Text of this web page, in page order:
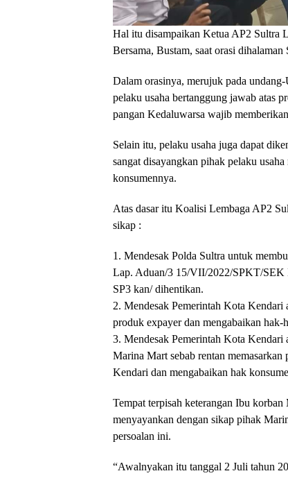
Hal itu disampaikan Ketua AP2 Sultra
Bersama, Bustam, saat orasi
Dalam orasinya, merujuk pada
pelaku usaha bertanggung jawab atas
pangan Kedaluwarsa wajib
Selain itu, pelaku usaha juga dapat
sangat disayangkan pihak pelaku
konsumennya.
Atas dasar itu Koalisi Lembaga AP2
sikap :
1. Mendesak Polda Sultra untuk
Lap. Aduan/3 15/VII/2022/SPKT/
SP3 kan/ dihentikan.
2. Mendesak Pemerintah Kota
produk expayer dan mengabaikan hak-
3. Mendesak Pemerintah Kota Kendari
Marina Mart sebab rentan
Kendari dan mengabaikan hak
Tempat terpisah keterangan Ibu
menyayankan dengan sikap pihak
persoalan ini.
“Awalnyakan itu tanggal 2 Juli tahun